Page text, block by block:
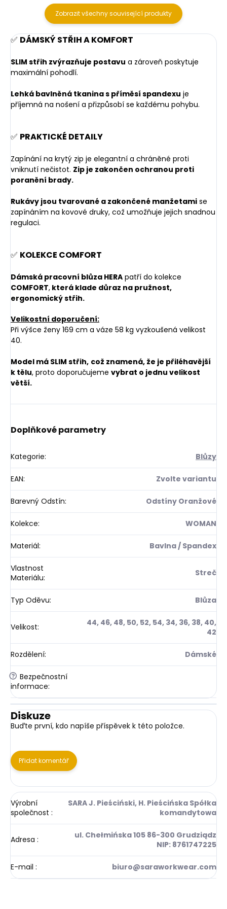
Zobrazit všechny související produkty
✅ DÁMSKÝ STŘIH A KOMFORT
SLIM střih zvýrazňuje postavu a zároveň poskytuje
maximální pohodlí.
Lehká bavlněná tkanina s příměsí spandexu je
příjemná na nošení a přizpůsobí se každému pohybu.
✅ PRAKTICKÉ DETAILY
Zapínání na krytý zip je elegantní a chráněné proti
vniknutí nečistot. Zip je zakončen ochranou proti
poranění brady.
Rukávy jsou tvarované a zakončené manžetami se
zapínáním na kovové druky, což umožňuje jejich snadnou
regulaci.
✅ KOLEKCE COMFORT
Dámská pracovní blůza HERA patří do kolekce
COMFORT, která klade důraz na pružnost,
ergonomický střih.
Velikostní doporučení:
Při výšce ženy 169 cm a váze 58 kg vyzkoušená velikost
40.
Model má SLIM střih, což znamená, že je přiléhavější
k tělu, proto doporučujeme vybrat o jednu velikost
větší.
Doplňkové parametry
Kategorie: Blůzy
EAN: Zvolte variantu
Barevný Odstín: Odstíny Oranžové
Kolekce: WOMAN
Materiál: Bavlna / Spandex
Vlastnost
Materiálu: Streč
Typ Oděvu: Blůza
Velikost:
44, 46, 48, 50, 52, 54, 34, 36, 38, 40,
42
Rozdělení: Dámské
? Bezpečnostní
informace:
Diskuze
Buďte první, kdo napíše příspěvek k této položce.
Přidat komentář
Výrobní
společnost :
SARA J. Pieściński, H. Pieścińska Spółka
komandytowa
Adresa :
ul. Chełmińska 105 86-300 Grudziądz
NIP: 8761747225
E-mail : biuro@saraworkwear.com